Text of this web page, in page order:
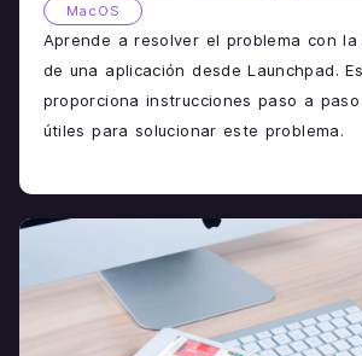
MacOS
Aprende a resolver el problema con la
de una aplicación desde Launchpad.
proporciona instrucciones paso a
útiles para solucionar este problema.